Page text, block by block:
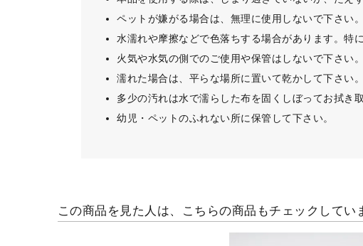
ペットが嫌がる場合は、無理に使用しないで下さい。
水濡れや摩擦などで色落ちする場合があります。特
火気や水気の側でのご使用や保管はしないで下さい。
濡れた場合は、平らな場所に置いて乾かして下さい。
多少の汚れは水で濡らした布を固くしぼってお拭き取
幼児・ペットのふれない所に保管して下さい。
この商品を見た人は、こちらの商品もチェックしてい